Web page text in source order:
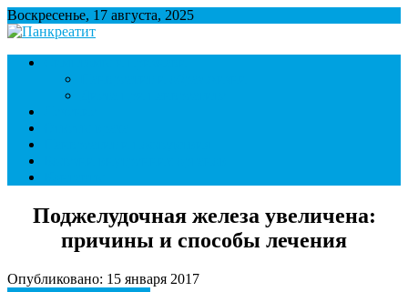
Воскресенье, 17 августа, 2025
Панкреатит
Поджелудочная железа. Симптомы и лечение панкреатита.
Диета при панкреатите.
Поджелудочная железа увеличена:
причины и способы лечения
Опубликовано: 15 января 2017